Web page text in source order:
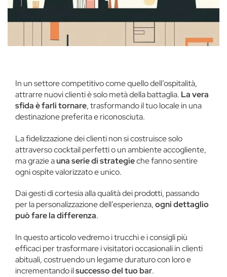
In un settore competitivo come quello dell’ospitalità,
attrarre nuovi clienti è solo metà della battaglia. La vera
sfida è farli tornare, trasformando il tuo locale in una
destinazione preferita e riconosciuta.
La fidelizzazione dei clienti non si costruisce solo
attraverso cocktail perfetti o un ambiente accogliente,
ma grazie auna serie di strategieche fanno sentire
ogni ospite valorizzato e unico.
Dai gesti di cortesia alla qualità dei prodotti, passando
per la personalizzazione dell’esperienza,ogni dettaglio
può fare la differenza.
In questo articolo vedremo i trucchi e i consigli più
efficaci per trasformare i visitatori occasionali in clienti
abituali, costruendo un legame duraturo con loro e
incrementando ilsuccesso del tuo bar.